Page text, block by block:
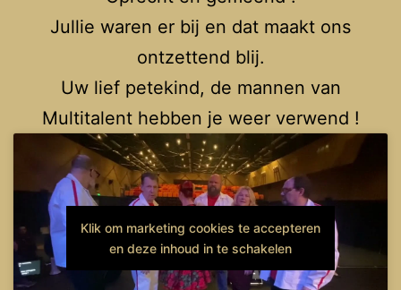
Jullie waren er bij en dat maakt ons
ontzettend blij.
Uw lief petekind, de mannen van
Multitalent hebben je weer verwend !
Klik om marketing cookies te accepteren
en deze inhoud in te schakelen